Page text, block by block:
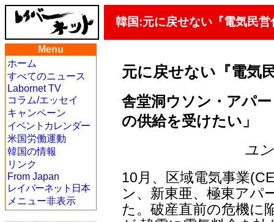
韓国:元に戻せない『電気民営
Menu
ホーム
すべてのニュース
Labornet TV
コラム/エッセイ
キャンペーン
イベントカレンダー
米国労働運動
韓国の情報
リンク
From Japan
レイバーネット日本
メニュー非表示
元に戻せない『電気
舎堂洞ウソン・アパ
の供給を受けたい」
ユ
10月、区域電気事業
ン、新東亜、極東アパ
た。破産直前の危機に